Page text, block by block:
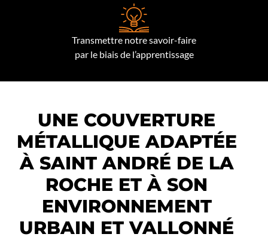
Transmettre notre savoir-faire
par le biais de l’apprentissage
UNE COUVERTURE
MÉTALLIQUE ADAPTÉE
À SAINT ANDRÉ DE LA
ROCHE ET À SON
ENVIRONNEMENT
URBAIN ET VALLONNÉ